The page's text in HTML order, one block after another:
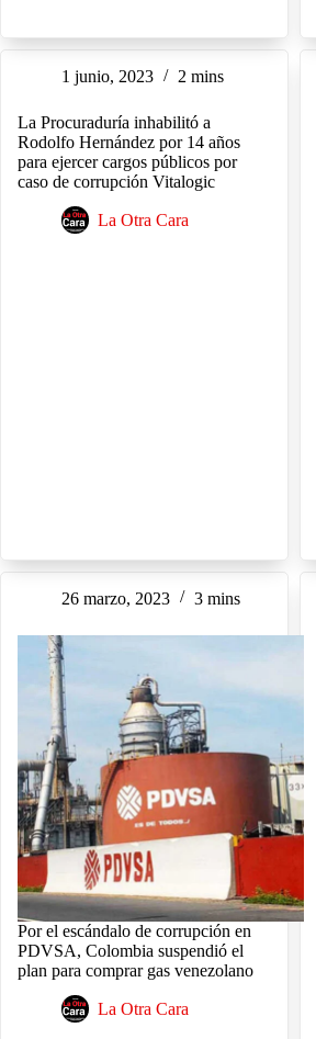
1 junio, 2023 2 mins
La Procuraduría inhabilitó a
Rodolfo Hernández por 14 años
para ejercer cargos públicos por
caso de corrupción Vitalogic
La Otra Cara
26 marzo, 2023 3 mins
Por el escándalo de corrupción en
PDVSA, Colombia suspendió el
plan para comprar gas venezolano
La Otra Cara